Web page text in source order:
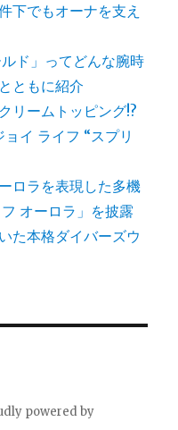
下でもオーナを支え
ド」ってどんな腕時
ともに紹介
リームトッピング!?
ョイ ライフ “スプリ
ロラを表現した多機
オーロラ」を披露
た本格ダイバーズウ
powered by